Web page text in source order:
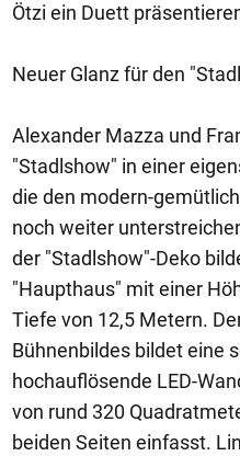
Ötzi ein Duett
Neuer Glanz für den
Alexander Mazza und
"Stadlshow" in einer
die den modern-
noch weiter
der "Stadlshow"-Deko
"Haupthaus" mit einer
Tiefe von 12,5 Metern.
Bühnenbildes bildet eine
hochauflösende LED-
von rund 320
beiden Seiten einfasst.